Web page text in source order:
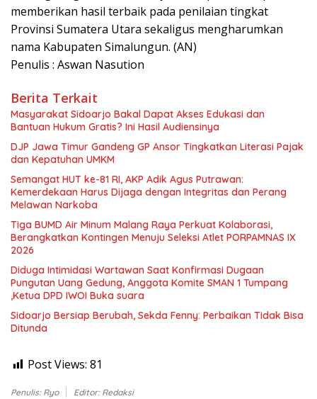
memberikan hasil terbaik pada penilaian tingkat
Provinsi Sumatera Utara sekaligus mengharumkan
nama Kabupaten Simalungun. (AN)
Penulis : Aswan Nasution
Berita Terkait
Masyarakat Sidoarjo Bakal Dapat Akses Edukasi dan
Bantuan Hukum Gratis? Ini Hasil Audiensinya
DJP Jawa Timur Gandeng GP Ansor Tingkatkan Literasi Pajak
dan Kepatuhan UMKM
Semangat HUT ke-81 RI, AKP Adik Agus Putrawan:
Kemerdekaan Harus Dijaga dengan Integritas dan Perang
Melawan Narkoba
Tiga BUMD Air Minum Malang Raya Perkuat Kolaborasi,
Berangkatkan Kontingen Menuju Seleksi Atlet PORPAMNAS IX
2026
Diduga Intimidasi Wartawan Saat Konfirmasi Dugaan
Pungutan Uang Gedung, Anggota Komite SMAN 1 Tumpang
,Ketua DPD IWOI Buka suara
Sidoarjo Bersiap Berubah, Sekda Fenny: Perbaikan Tidak Bisa
Ditunda
Post Views: 81
Penulis: Ryo Editor: Redaksi